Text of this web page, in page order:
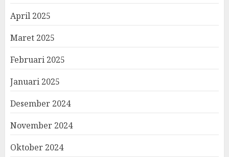
April 2025
Maret 2025
Februari 2025
Januari 2025
Desember 2024
November 2024
Oktober 2024